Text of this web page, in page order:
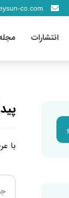
co.com
انتشارات
با